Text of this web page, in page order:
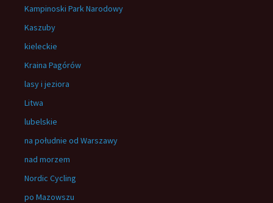
Kampinoski Park Narodowy
Kaszuby
kieleckie
Kraina Pagórów
lasy i jeziora
Litwa
lubelskie
na południe od Warszawy
nad morzem
Nordic Cycling
po Mazowszu